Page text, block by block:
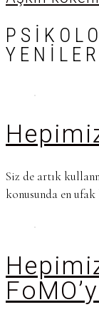
YENILER
Siz de artık
konusunda en ufak